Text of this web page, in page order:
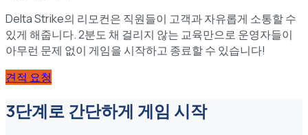
Delta Strike의 리모컨은 직원들이 고객과 자유롭게 소통할 수
있게 해줍니다. 2분도 채 걸리지 않는 교육만으로 운영자들이
아무런 문제 없이 게임을 시작하고 종료할 수 있습니다!
견적 요청
3단계로 간단하게 게임 시작